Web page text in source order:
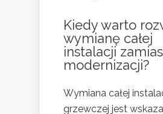
Kiedy warto
wymianę całej
instalacji
modernizacji?
Wymiana całej
grzewczej jest